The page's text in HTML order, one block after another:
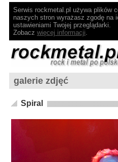
Serwis rockmetal.pl używa plików
naszych stron wyrażasz zgodę na
ustawieniami Twojej przeglądarki.
Zobacz więcej informacji.
galerie zdjęć
Spiral